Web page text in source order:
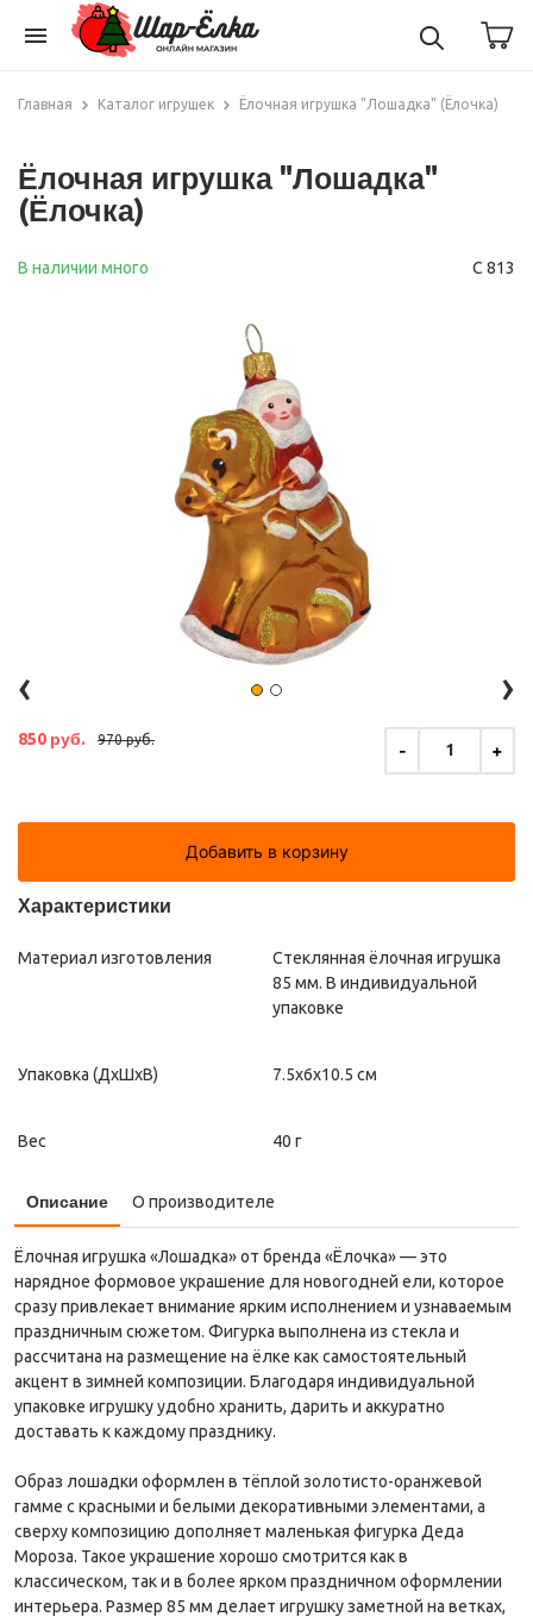
menu
Главная Каталог игрушек Ёлочная игрушка "Лошадка" (Ёлочка)
Ёлочная игрушка "Лошадка"
(Ёлочка)
В наличии много С 813
‹ ›
850 руб. 970 руб.
- 1 +
Добавить в корзину
Характеристики
Материал изготовления
Стеклянная ёлочная игрушка
85 мм. В индивидуальной
упаковке
Упаковка (ДxШxВ) 7.5x6x10.5 см
Вес 40 г
Описание О производителе
Ёлочная игрушка «Лошадка» от бренда «Ёлочка» — это
нарядное формовое украшение для новогодней ели, которое
сразу привлекает внимание ярким исполнением и узнаваемым
праздничным сюжетом. Фигурка выполнена из стекла и
рассчитана на размещение на ёлке как самостоятельный
акцент в зимней композиции. Благодаря индивидуальной
упаковке игрушку удобно хранить, дарить и аккуратно
доставать к каждому празднику.
Образ лошадки оформлен в тёплой золотисто-оранжевой
гамме с красными и белыми декоративными элементами, а
сверху композицию дополняет маленькая фигурка Деда
Мороза. Такое украшение хорошо смотрится как в
классическом, так и в более ярком праздничном оформлении
интерьера. Размер 85 мм делает игрушку заметной на ветках,